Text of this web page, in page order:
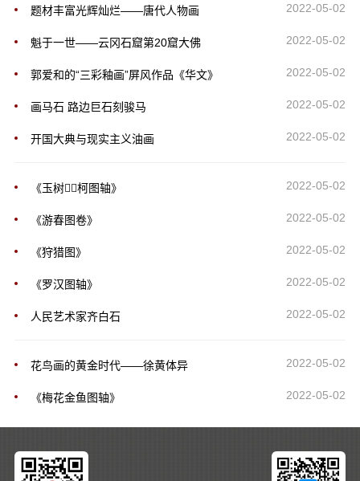
题材丰富光辉灿烂――唐代人物画 2022-05-02
魁于一世――云冈石窟第20窟大佛 2022-05-02
郭爱和的“三彩釉画”屏风作品《华文》 2022-05-02
画马石 路边巨石刻骏马 2022-05-02
开国大典与现实主义油画 2022-05-02
《玉树柯图轴》 2022-05-02
《游春图卷》 2022-05-02
《狩猎图》 2022-05-02
《罗汉图轴》 2022-05-02
人民艺术家齐白石 2022-05-02
花鸟画的黄金时代――徐黄体异 2022-05-02
《梅花金鱼图轴》 2022-05-02